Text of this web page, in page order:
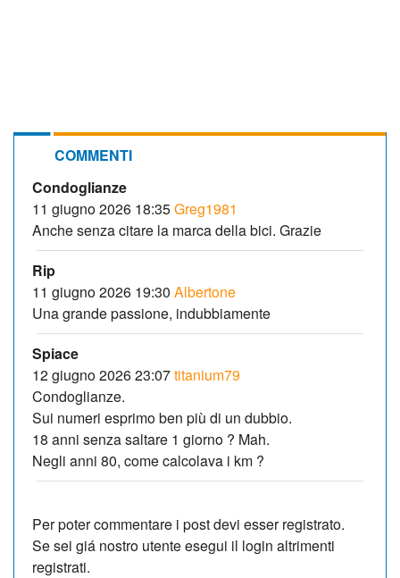
COMMENTI
Condoglianze
11 giugno 2026 18:35Greg1981
Anche senza citare la marca della bici. Grazie
Rip
11 giugno 2026 19:30 Albertone
Una grande passione, indubbiamente
Spiace
12 giugno 2026 23:07titanium79
Condoglianze.
Sui numeri esprimo ben più di un dubbio.
18 anni senza saltare 1 giorno ? Mah.
Negli anni 80, come calcolava i km ?
Per poter commentare i post devi esser registrato.
Se sei giá nostro utente esegui il login altrimenti
registrati.